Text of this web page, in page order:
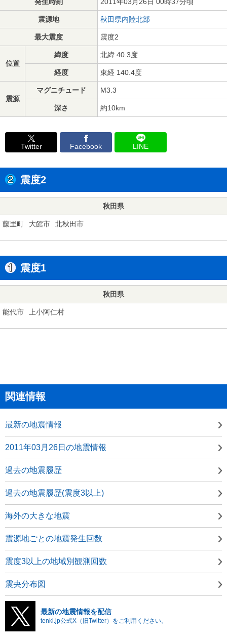
震源地 秋田県内陸北部
最大震度 震度2
位置
緯度 北緯 40.3度
経度 東経 140.4度
震源
マグニチュード M3.3
深さ 約10km
Twitter Facebook LINE
震度2
秋田県
藤里町 大館市 北秋田市
震度1
秋田県
能代市 上小阿仁村
関連情報
最新の地震情報
2011年03月26日の地震情報
過去の地震履歴
過去の地震履歴(震度3以上)
海外の大きな地震
震源地ごとの地震発生回数
震度3以上の地域別観測回数
震央分布図
最新の地震情報を配信
tenki.jp公式X（旧Twitter）をご利用ください。